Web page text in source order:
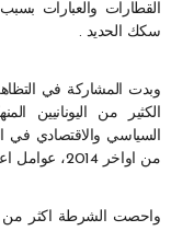
سكك الحديد .
الكثير من اليونانيين
السياسي والاقتصادي في
من اواخر 2014، عوامل اعادت بعض الامل في الخروج من الازمة .